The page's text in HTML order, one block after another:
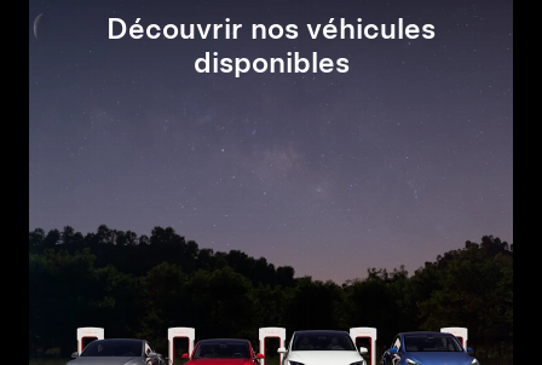
Découvrir nos véhicules
disponibles